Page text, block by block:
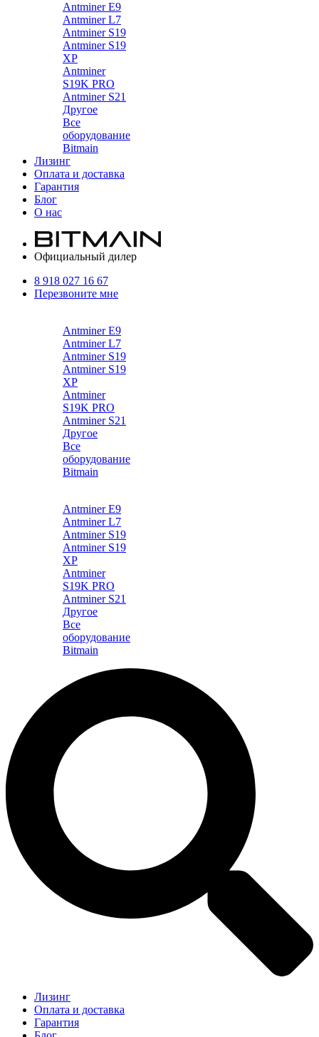
Antminer E9
Antminer L7
Antminer S19
Antminer S19
XP
Antminer
S19K PRO
Antminer S21
Другое
Все
оборудование
Bitmain
Лизинг
Оплата и доставка
Гарантия
Блог
О нас
Официальный дилер
8 918 027 16 67
Перезвоните мне
Antminer E9
Antminer L7
Antminer S19
Antminer S19
XP
Antminer
S19K PRO
Antminer S21
Другое
Все
оборудование
Bitmain
Antminer E9
Antminer L7
Antminer S19
Antminer S19
XP
Antminer
S19K PRO
Antminer S21
Другое
Все
оборудование
Bitmain
Лизинг
Оплата и доставка
Гарантия